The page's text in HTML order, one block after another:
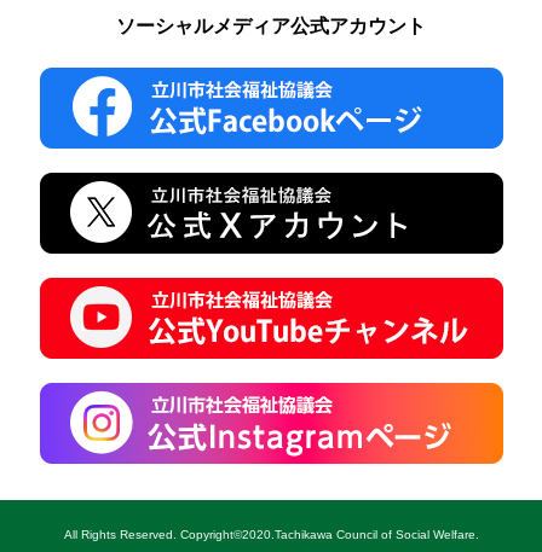
ソーシャルメディア公式アカウント
All Rights Reserved. Copyright©2020.Tachikawa Council of Social Welfare.